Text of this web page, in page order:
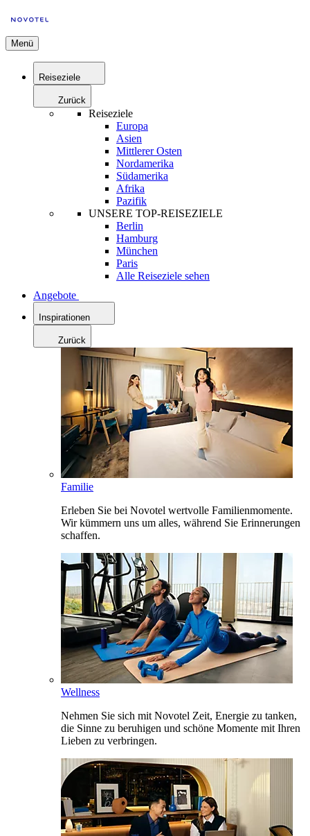
Menü
Reiseziele
Zurück
Reiseziele
Europa
Asien
Mittlerer Osten
Nordamerika
Südamerika
Afrika
Pazifik
UNSERE TOP-REISEZIELE
Berlin
Hamburg
München
Paris
Alle Reiseziele sehen
Angebote
Inspirationen
Zurück
Familie
Erleben Sie bei Novotel wertvolle Familienmomente.
Wir kümmern uns um alles, während Sie Erinnerungen
schaffen.
Wellness
Nehmen Sie sich mit Novotel Zeit, Energie zu tanken,
die Sinne zu beruhigen und schöne Momente mit Ihren
Lieben zu verbringen.